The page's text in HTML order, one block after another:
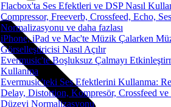
Flacbox'ta Ses Efektleri ve DSP Nasıl
Compressor, Freeverb, Crossfeed, Echo, Ses
Normalizasyonu ve daha fazlası
iPhone, iPad ve Mac'te Müzik Çalarken
Görselleştiricisi Nasıl Açılır
Evermusic'te Boşluksuz Çalmayı
Kullanma
Evermusic'teki Ses Efektlerini Kullanma:
Delay, Distortion, Kompresör, Crossfeed ve
Düzeyi Normalizasyonu